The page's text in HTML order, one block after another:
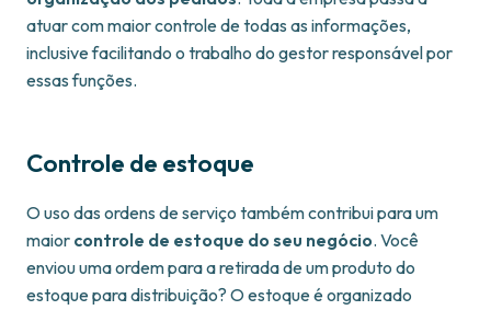
atuar com maior controle de todas as informações,
inclusive facilitando o trabalho do gestor responsável por
essas funções.
Controle de estoque
O uso das ordens de serviço também contribui para um
maior controle de estoque do seu negócio. Você
enviou uma ordem para a retirada de um produto do
estoque para distribuição? O estoque é organizado